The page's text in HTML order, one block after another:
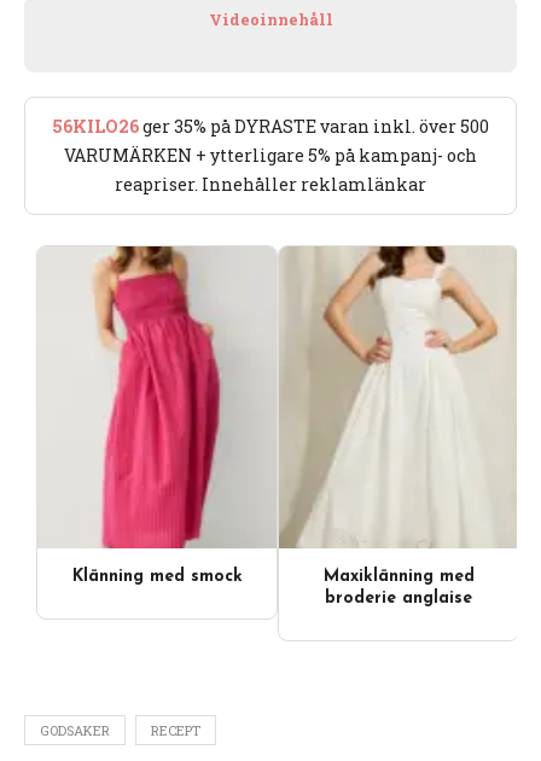
Videoinnehåll
56KILO26ger 35% på DYRASTE varan inkl. över 500
VARUMÄRKEN + ytterligare 5% på kampanj- och
reapriser. Innehåller reklamlänkar
Klänning med smock
Maxiklänning med
broderie anglaise
GODSAKER RECEPT